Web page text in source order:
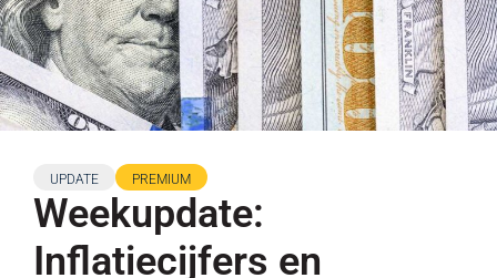
UPDATE PREMIUM
Weekupdate:
Inflatiecijfers en